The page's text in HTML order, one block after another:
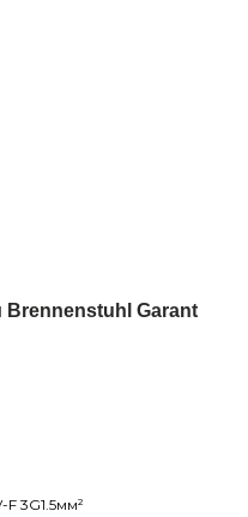
Brennenstuhl Garant
F 3G1.5мм²